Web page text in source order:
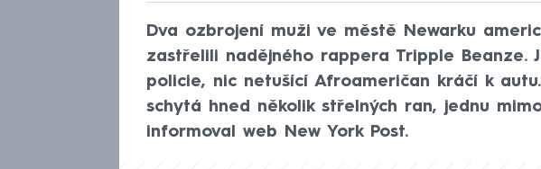
Dva ozbrojení muži ve městě Newarku
zastřelili nadějného rappera Tripple Beanze.
policie, nic netušící Afroameričan kráčí k
schytá hned několik střelných ran, jednu
informoval web New York Post.